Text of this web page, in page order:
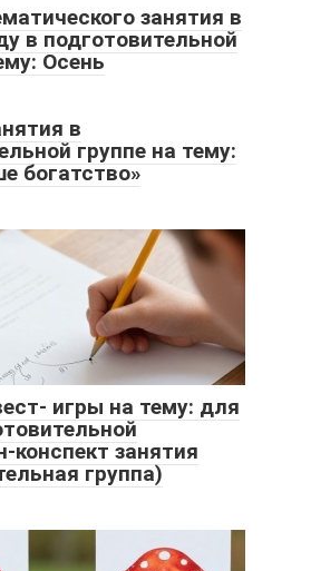
занятия в
в подготовительной
Осень
в
группе на тему:
богатство»
игры на тему: для
конспект занятия
группа)